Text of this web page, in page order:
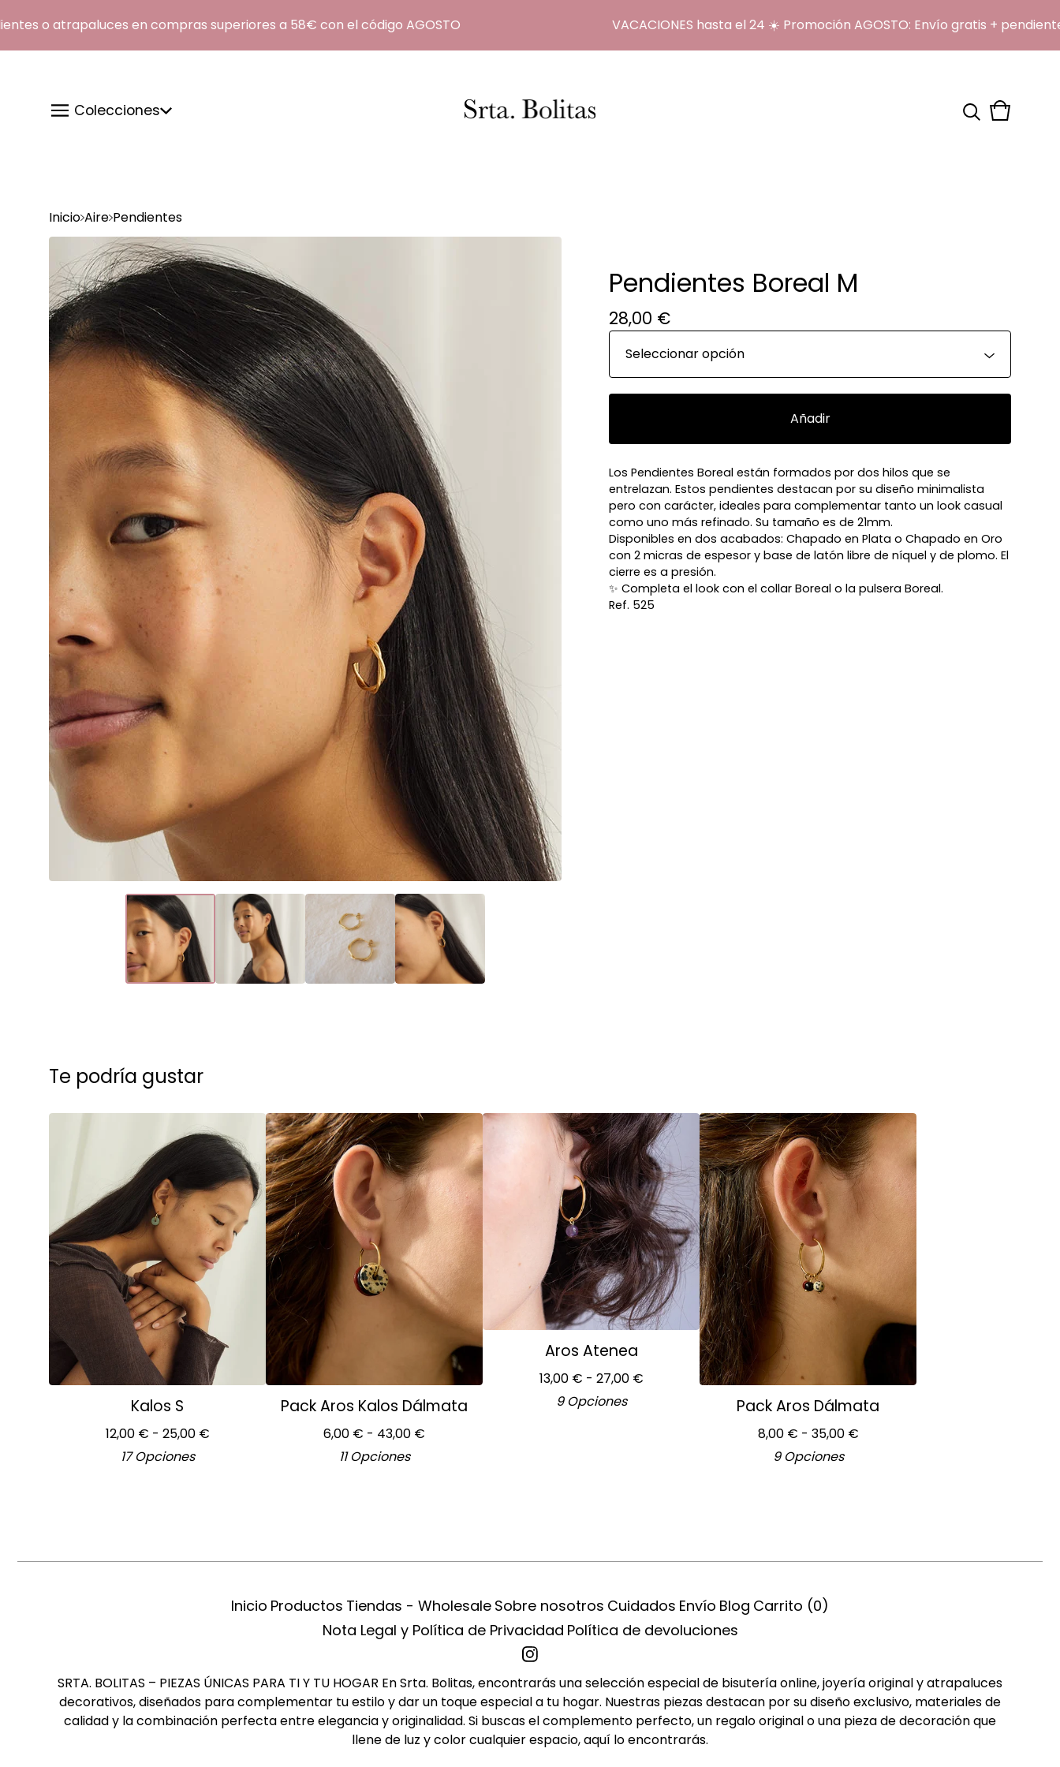
o atrapaluces en compras superiores a 58€ con el código AGOSTO VACACIONES hasta el 24 ☀️ Promoción AGOSTO: Envío gratis +
Colecciones
Ver
0
Inicio Aire Pendientes
Pendientes Boreal M
28,00 €
Añadir
Los Pendientes Boreal están formados por dos hilos que se
entrelazan. Estos pendientes destacan por su diseño minimalista
pero con carácter, ideales para complementar tanto un look casual
como uno más refinado. Su tamaño es de 21mm.
Disponibles en dos acabados: Chapado en Plata o Chapado en Oro
con 2 micras de espesor y base de latón libre de níquel y de plomo. El
cierre es a presión.
✨ Completa el look con el collar Boreal o la pulsera Boreal.
Ref. 525
Te podría gustar
Kalos S
12,00 € - 25,00 €
17 Opciones
Pack Aros Kalos Dálmata
6,00 € - 43,00 €
11 Opciones
Aros Atenea
13,00 € - 27,00 €
9 Opciones
Pack Aros Dálmata
8,00 € - 35,00 €
9 Opciones
Inicio Productos Tiendas - Wholesale Sobre nosotros Cuidados Envío Blog Carrito (0)
Nota Legal y Política de Privacidad Política de devoluciones
SRTA. BOLITAS – PIEZAS ÚNICAS PARA TI Y TU HOGAR En Srta. Bolitas, encontrarás una selección especial de bisutería online, joyería original y atrapaluces
decorativos, diseñados para complementar tu estilo y dar un toque especial a tu hogar. Nuestras piezas destacan por su diseño exclusivo, materiales de
calidad y la combinación perfecta entre elegancia y originalidad. Si buscas el complemento perfecto, un regalo original o una pieza de decoración que
llene de luz y color cualquier espacio, aquí lo encontrarás.